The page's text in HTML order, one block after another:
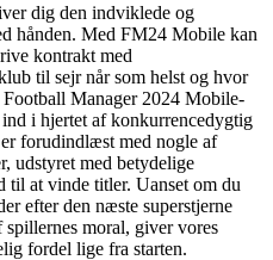
dig den indviklede og
hånden. Med FM24 Mobile kan
kontrakt med
til sejr når som helst og hvor
Manager 2024 Mobile-
i hjertet af konkurrencedygtig
forudindlæst med nogle af
udstyret med betydelige
til at vinde titler. Uanset om du
efter den næste superstjerne
moral, giver vores
fordel lige fra starten.